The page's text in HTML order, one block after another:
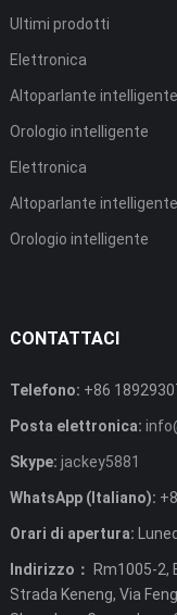
Ultimi prodotti
Elettronica
Altoparlante intelligente
Orologio intelligente
Elettronica
Altoparlante intelligente
Orologio intelligente
CONTATTACI
Telefono: +86
Posta elettronica:
Skype: jackey5881
WhatsApp (Italiano):
Orari di apertura:
Indirizzo：
Rm1005-2,
Strada Keneng, Via